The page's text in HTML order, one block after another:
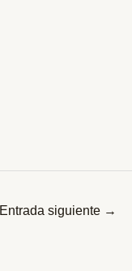
Entrada siguiente →